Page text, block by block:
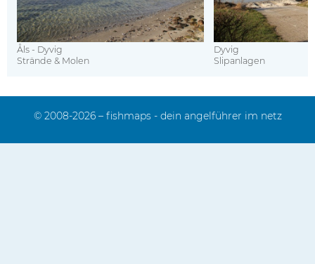
Åls - Dyvig
Strände & Molen
Dyvig
Slipanlagen
© 2008-2026 – fishmaps - dein angelführer im netz